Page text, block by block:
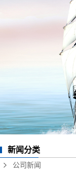
新闻分类
公司新闻